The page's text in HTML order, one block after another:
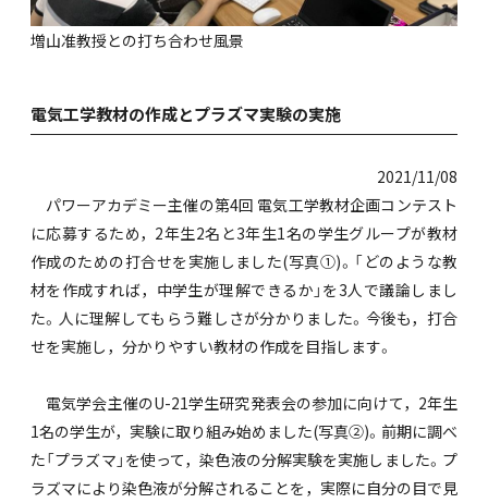
増山准教授との打ち合わせ風景
電気工学教材の作成とプラズマ実験の実施
2021/11/08
パワーアカデミー主催の第4回 電気工学教材企画コンテスト
に応募するため，2年生2名と3年生1名の学生グループが教材
作成のための打合せを実施しました(写真①)。「どのような教
材を作成すれば，中学生が理解できるか」を3人で議論しまし
た。人に理解してもらう難しさが分かりました。今後も，打合
せを実施し，分かりやすい教材の作成を目指します。
電気学会主催のU-21学生研究発表会の参加に向けて，2年生
1名の学生が，実験に取り組み始めました(写真②)。前期に調べ
た「プラズマ」を使って，染色液の分解実験を実施しました。プ
ラズマにより染色液が分解されることを，実際に自分の目で見